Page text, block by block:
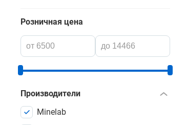
Розничная цена
Производители
Minelab